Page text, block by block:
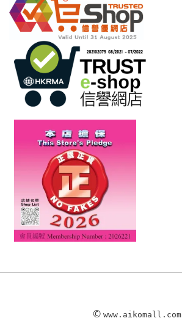
© www.aikomall.com